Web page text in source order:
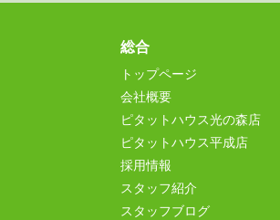
総合
トップページ
会社概要
ピタットハウス光の森店
ピタットハウス平成店
採用情報
スタッフ紹介
スタッフブログ